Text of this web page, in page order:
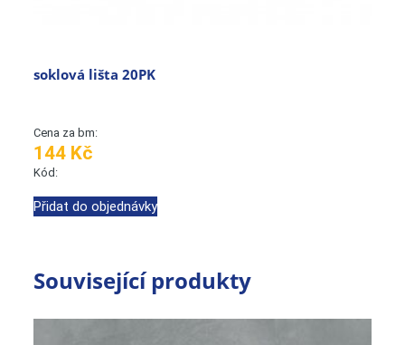
soklová lišta 20PK
Cena za bm:
144 Kč
Kód:
Přidat do objednávky
Související produkty